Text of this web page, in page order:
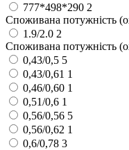
777*498*290 2
Споживана потужність
1.9/2.0 2
Споживана потужність
0,43/0,5 5
0,43/0,61 1
0,46/0,60 1
0,51/0,6 1
0,56/0,56 5
0,56/0,62 1
0,6/0,78 3